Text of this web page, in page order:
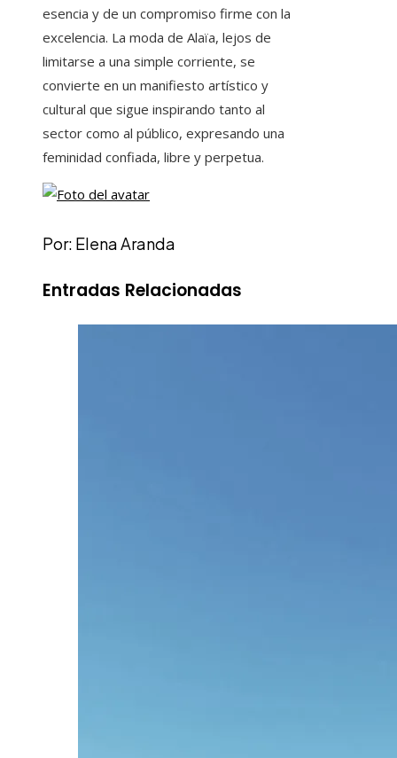
esencia y de un compromiso firme con la
excelencia. La moda de Alaïa, lejos de
limitarse a una simple corriente, se
convierte en un manifiesto artístico y
cultural que sigue inspirando tanto al
sector como al público, expresando una
feminidad confiada, libre y perpetua.
Por: Elena Aranda
Entradas Relacionadas